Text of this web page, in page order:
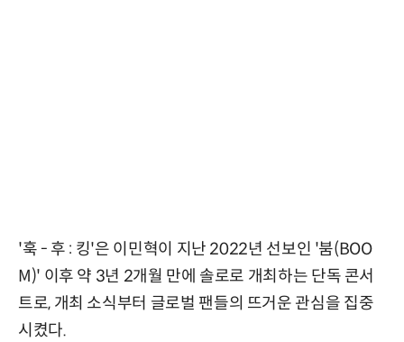
'훅 - 후 : 킹'은 이민혁이 지난 2022년 선보인 '붐(BOO
M)' 이후 약 3년 2개월 만에 솔로로 개최하는 단독 콘서
트로, 개최 소식부터 글로벌 팬들의 뜨거운 관심을 집중
시켰다.